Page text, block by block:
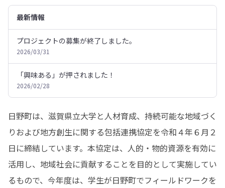
最新情報
プロジェクトの募集が終了しました。
2026/03/31
「興味ある」が押されました！
2026/02/28
日野町は、滋賀県立大学と人材育成、持続可能な地域づく
りおよび地方創生に関する包括連携協定を令和４年６月２
日に締結しています。本協定は、人的・物的資源を有効に
活用し、地域社会に貢献することを目的として実施してい
るもので、今年度は、学生が日野町でフィールドワークを